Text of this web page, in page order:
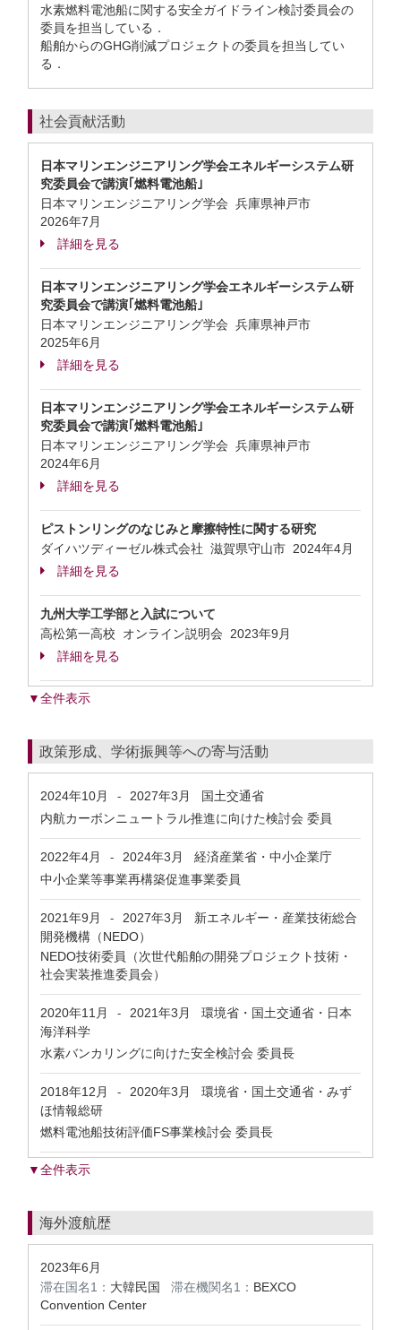
水素燃料電池船に関する安全ガイドライン検討委員会の
委員を担当している．
船舶からのGHG削減プロジェクトの委員を担当してい
る．
社会貢献活動
日本マリンエンジニアリング学会エネルギーシステム研
究委員会で講演｢燃料電池船｣
日本マリンエンジニアリング学会 兵庫県神戸市
2026年7月
詳細を見る
日本マリンエンジニアリング学会エネルギーシステム研
究委員会で講演｢燃料電池船｣
日本マリンエンジニアリング学会 兵庫県神戸市
2025年6月
詳細を見る
日本マリンエンジニアリング学会エネルギーシステム研
究委員会で講演｢燃料電池船｣
日本マリンエンジニアリング学会 兵庫県神戸市
2024年6月
詳細を見る
ピストンリングのなじみと摩擦特性に関する研究
ダイハツディーゼル株式会社 滋賀県守山市 2024年4月
詳細を見る
九州大学工学部と入試について
高松第一高校 オンライン説明会 2023年9月
詳細を見る
▼全件表示
政策形成、学術振興等への寄与活動
2024年10月 - 2027年3月
国土交通省
内航カーボンニュートラル推進に向けた検討会 委員
2022年4月 - 2024年3月
経済産業省・中小企業庁
中小企業等事業再構築促進事業委員
2021年9月 - 2027年3月
新エネルギー・産業技術総合
開発機構（NEDO）
NEDO技術委員（次世代船舶の開発プロジェクト技術・
社会実装推進委員会）
2020年11月 - 2021年3月
環境省・国土交通省・日本
海洋科学
水素バンカリングに向けた安全検討会 委員長
2018年12月 - 2020年3月
環境省・国土交通省・みず
ほ情報総研
燃料電池船技術評価FS事業検討会 委員長
▼全件表示
海外渡航歴
2023年6月
滞在国名1： 大韓民国 滞在機関名1： BEXCO
Convention Center